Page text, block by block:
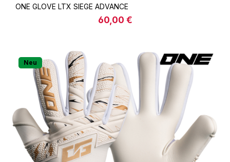
ONE GLOVE LTX SIEGE ADVANCE
Regulärer Preis:
60,00 €
Neu